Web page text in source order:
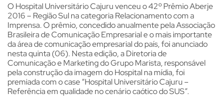
O Hospital Universitário Cajuru venceu o 42º Prêmio Aberje
2016 – Região Sul na categoria Relacionamento com a
Imprensa. O prêmio, concedido anualmente pela Associação
Brasileira de Comunicação Empresarial e o mais importante
da área de comunicação empresarial do país, foi anunciado
nesta quinta (06). Nesta edição, a Diretoria de
Comunicação e Marketing do Grupo Marista, responsável
pela construção da imagem do Hospital na mídia, foi
premiada com o case “Hospital Universitário Cajuru –
Referência em qualidade no cenário caótico do SUS”.